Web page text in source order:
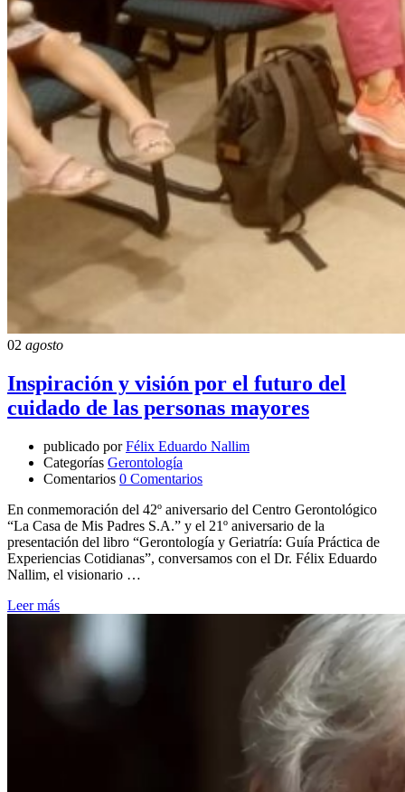
02 agosto
Inspiración y visión por el futuro del
cuidado de las personas mayores
publicado por Félix Eduardo Nallim
Categorías Gerontología
Comentarios 0 Comentarios
En conmemoración del 42º aniversario del Centro Gerontológico
“La Casa de Mis Padres S.A.” y el 21º aniversario de la
presentación del libro “Gerontología y Geriatría: Guía Práctica de
Experiencias Cotidianas”, conversamos con el Dr. Félix Eduardo
Nallim, el visionario …
Leer más